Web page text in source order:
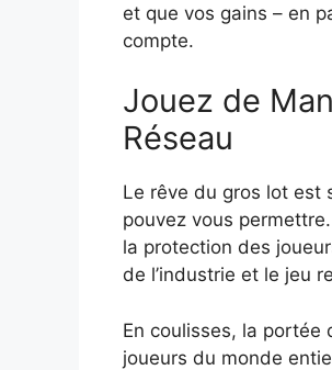
et que vos gains – en
compte.
Jouez de
Réseau
Le rêve du gros lot est
pouvez vous
la protection des
de l’industrie et le jeu
En coulisses, la portée
joueurs du monde